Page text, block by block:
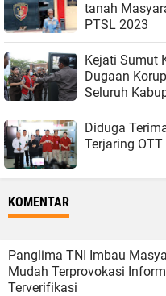
tanah
PTSL 2023
Kejati Sumut
Dugaan
Seluruh
Diduga
Terjaring
KOMENTAR
Panglima TNI Imbau
Mudah Terprovokasi
Terverifikasi